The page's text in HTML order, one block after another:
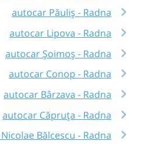
autocar Păuliș - Radna
autocar Lipova - Radna
autocar Șoimoș - Radna
autocar Conop - Radna
autocar Bârzava - Radna
autocar Căpruța - Radna
Bălcescu - Radna